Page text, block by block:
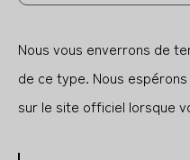
Nous vous enverrons de
de ce type. Nous
sur le site officiel lorsque